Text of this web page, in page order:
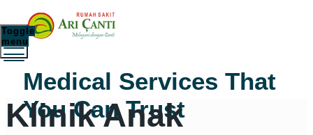
Medical Services That
You Can Trust
Toggle
menu
Klinik Anak